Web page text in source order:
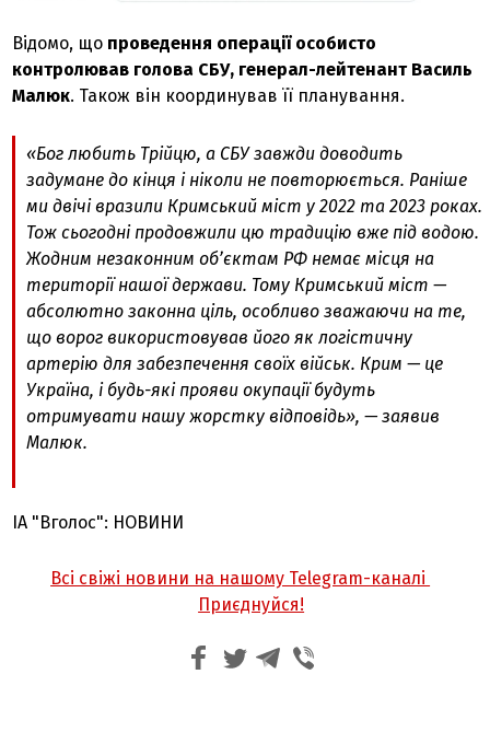
Відомо, що проведення операції особисто
контролював голова СБУ, генерал-лейтенант Василь
Малюк. Також він координував її планування.
«Бог любить Трійцю, а СБУ завжди доводить
задумане до кінця і ніколи не повторюється. Раніше
ми двічі вразили Кримський міст у 2022 та 2023 роках.
Тож сьогодні продовжили цю традицію вже під водою.
Жодним незаконним обʼєктам РФ немає місця на
території нашої держави. Тому Кримський міст —
абсолютно законна ціль, особливо зважаючи на те,
що ворог використовував його як логістичну
артерію для забезпечення своїх військ. Крим — це
Україна, і будь-які прояви окупації будуть
отримувати нашу жорстку відповідь», — заявив
Малюк.
ІА "Вголос": НОВИНИ
Всі свіжі новини на нашому Telegram-каналі
Приєднуйся!